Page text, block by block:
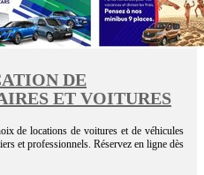
DE
ET VOITURES
de locations de voitures et de véhicules
et professionnels. Réservez en ligne dès